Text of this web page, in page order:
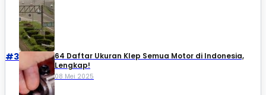
#3
64 Daftar Ukuran Klep Semua Motor di Indonesia,
Lengkap!
08 Mei 2025